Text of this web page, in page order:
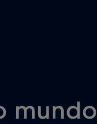
mundo